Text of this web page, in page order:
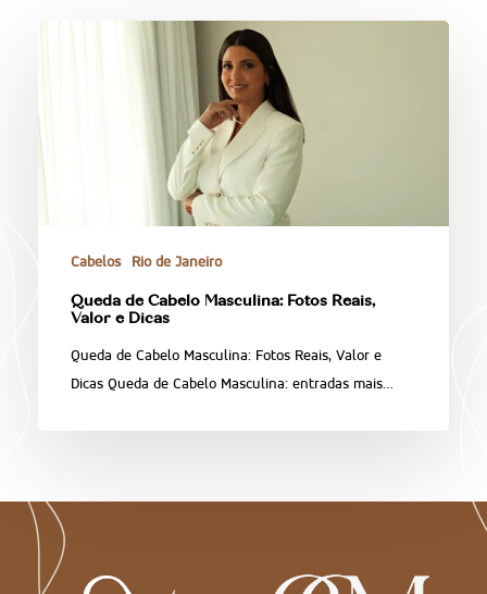
Cabelos Rio de Janeiro
Queda de Cabelo Masculina: Fotos Reais,
Valor e Dicas
Queda de Cabelo Masculina: Fotos Reais, Valor e
Dicas Queda de Cabelo Masculina: entradas mais…